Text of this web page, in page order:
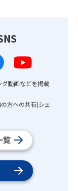
動画などを掲載
方への共有(シェ
覧